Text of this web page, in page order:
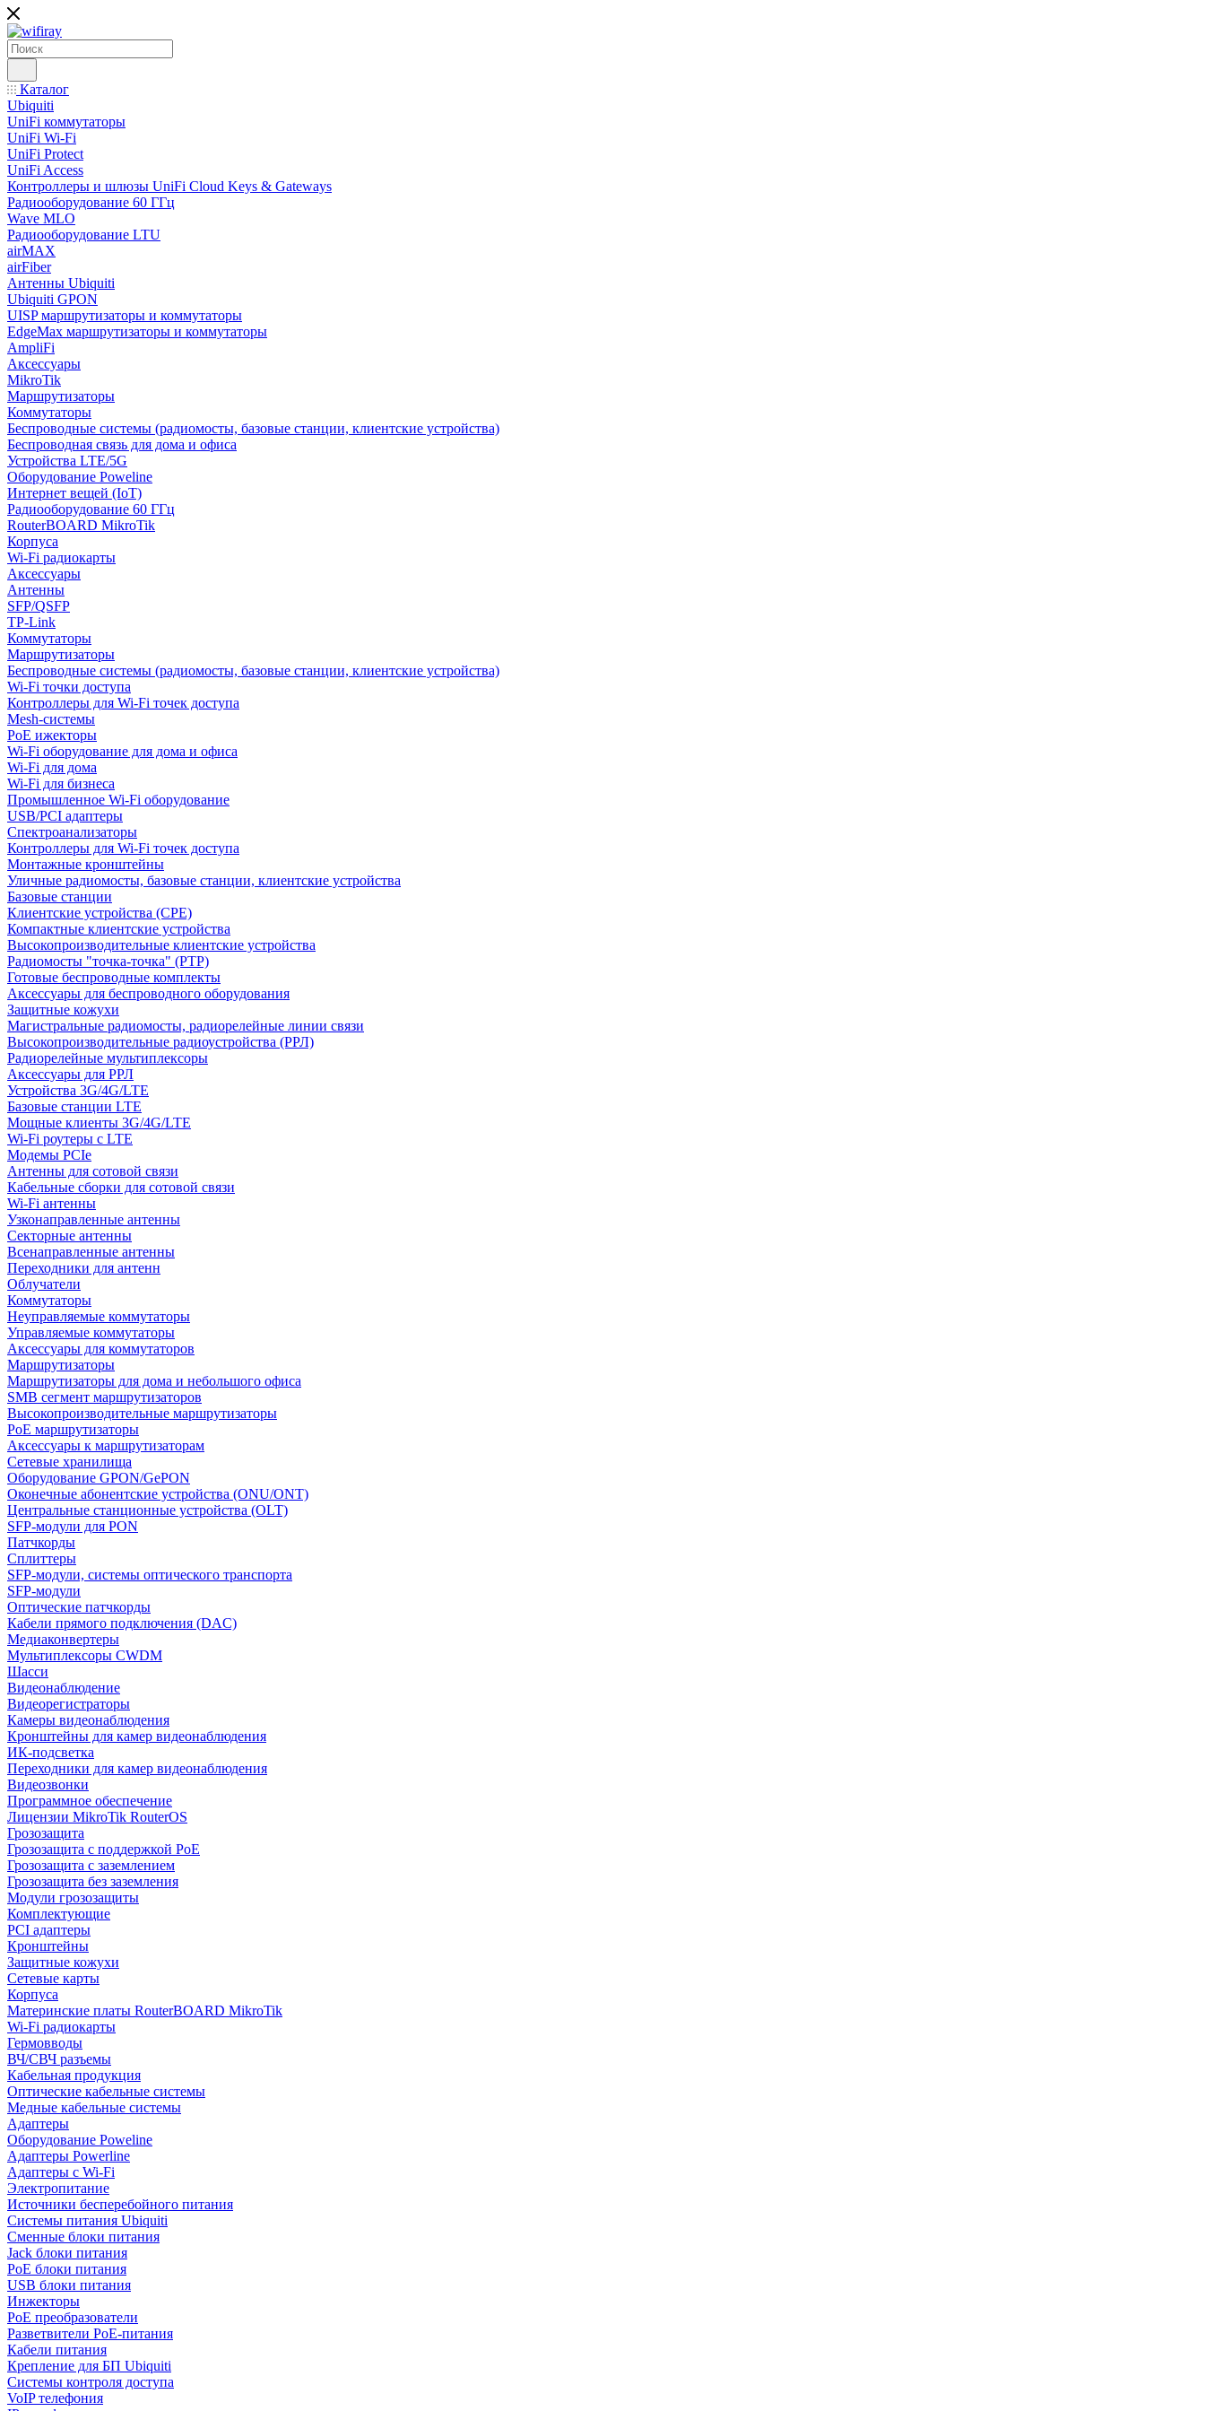
Каталог
Ubiquiti
UniFi коммутаторы
UniFi Wi-Fi
UniFi Protect
UniFi Access
Контроллеры и шлюзы UniFi Cloud Keys & Gateways
Радиооборудование 60 ГГц
Wave MLO
Радиооборудование LTU
airMAX
airFiber
Антенны Ubiquiti
Ubiquiti GPON
UISP маршрутизаторы и коммутаторы
EdgeMax маршрутизаторы и коммутаторы
AmpliFi
Аксессуары
MikroTik
Маршрутизаторы
Коммутаторы
Беспроводные системы (радиомосты, базовые станции, клиентские устройства)
Беспроводная связь для дома и офиса
Устройства LTE/5G
Оборудование Poweline
Интернет вещей (IoT)
Радиооборудование 60 ГГц
RouterBOARD MikroTik
Корпуса
Wi-Fi радиокарты
Аксессуары
Антенны
SFP/QSFP
TP-Link
Коммутаторы
Маршрутизаторы
Беспроводные системы (радиомосты, базовые станции, клиентские устройства)
Wi-Fi точки доступа
Контроллеры для Wi-Fi точек доступа
Mesh-системы
PoE ижекторы
Wi-Fi оборудование для дома и офиса
Wi-Fi для дома
Wi-Fi для бизнеса
Промышленное Wi-Fi оборудование
USB/PCI адаптеры
Cпектроанализаторы
Контроллеры для Wi-Fi точек доступа
Монтажные кронштейны
Уличные радиомосты, базовые станции, клиентские устройства
Базовые станции
Клиентские устройства (CPE)
Компактные клиентские устройства
Высокопроизводительные клиентские устройства
Радиомосты "точка-точка" (PTP)
Готовые беспроводные комплекты
Аксессуары для беспроводного оборудования
Защитные кожухи
Магистральные радиомосты, радиорелейные линии связи
Высокопроизводительные радиоустройства (РРЛ)
Радиорелейные мультиплексоры
Аксессуары для РРЛ
Устройства 3G/4G/LTE
Базовые станции LTE
Мощные клиенты 3G/4G/LTE
Wi-Fi роутеры с LTE
Модемы PCIe
Антенны для сотовой связи
Кабельные сборки для сотовой связи
Wi-Fi антенны
Узконаправленные антенны
Секторные антенны
Всенаправленные антенны
Переходники для антенн
Облучатели
Коммутаторы
Неуправляемые коммутаторы
Управляемые коммутаторы
Аксессуары для коммутаторов
Маршрутизаторы
Маршрутизаторы для дома и небольшого офиса
SMB сегмент маршрутизаторов
Высокопроизводительные маршрутизаторы
PoE маршрутизаторы
Аксессуары к маршрутизаторам
Сетевые хранилища
Оборудование GPON/GePON
Оконечные абонентские устройства (ONU/ONT)
Центральные станционные устройства (OLT)
SFP-модули для PON
Патчкорды
Сплиттеры
SFP-модули, системы оптического транспорта
SFP-модули
Оптические патчкорды
Кабели прямого подключения (DAC)
Медиаконвертеры
Мультиплексоры CWDM
Шасси
Видеонаблюдение
Видеорегистраторы
Камеры видеонаблюдения
Кронштейны для камер видеонаблюдения
ИК-подсветка
Переходники для камер видеонаблюдения
Видеозвонки
Программное обеспечение
Лицензии MikroTik RouterOS
Грозозащита
Грозозащита с поддержкой PoE
Грозозащита с заземлением
Грозозащита без заземления
Модули грозозащиты
Комплектующие
PCI адаптеры
Кронштейны
Защитные кожухи
Сетевые карты
Корпуса
Материнские платы RouterBOARD MikroTik
Wi-Fi радиокарты
Гермовводы
ВЧ/СВЧ разъемы
Кабельная продукция
Оптические кабельные системы
Медные кабельные системы
Адаптеры
Оборудование Poweline
Адаптеры Powerline
Адаптеры с Wi-Fi
Электропитание
Источники бесперебойного питания
Системы питания Ubiquiti
Сменные блоки питания
Jack блоки питания
PoE блоки питания
USB блоки питания
Инжекторы
PoE преобразователи
Разветвители PoE-питания
Кабели питания
Крепление для БП Ubiquiti
Системы контроля доступа
VoIP телефония